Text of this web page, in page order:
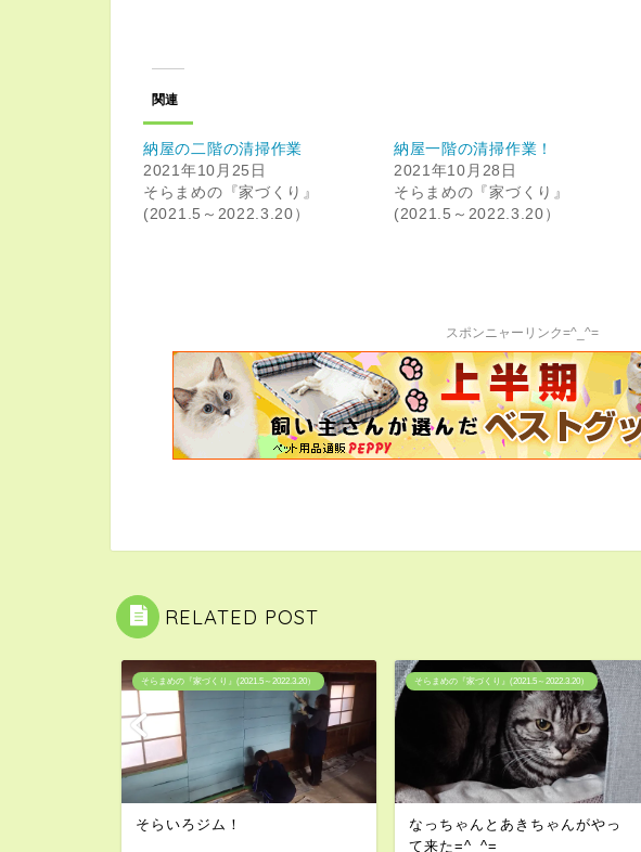
関連
納屋の二階の清掃作業
2021年10月25日
そらまめの『家づくり』
(2021.5～2022.3.20）
納屋一階の清掃作業！
2021年10月28日
そらまめの『家づくり』
(2021.5～2022.3.20）
スポンニャーリンク=^_^=
RELATED POST
そらまめの『家づくり』(2021.5～2022.3.20）
そらいろジム！
そらまめの『家づくり』(2021.5～2022.3.20）
なっちゃんとあきちゃんがやっ
て来た=^_^=